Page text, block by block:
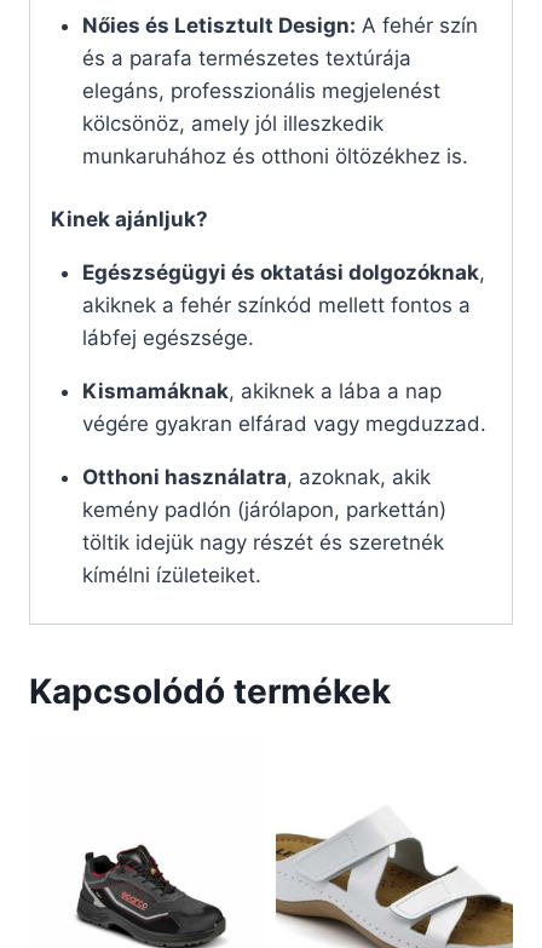
Nőies és Letisztult Design: A fehér szín
és a parafa természetes textúrája
elegáns, professzionális megjelenést
kölcsönöz, amely jól illeszkedik
munkaruhához és otthoni öltözékhez is.
Kinek ajánljuk?
Egészségügyi és oktatási dolgozóknak,
akiknek a fehér színkód mellett fontos a
lábfej egészsége.
Kismamáknak, akiknek a lába a nap
végére gyakran elfárad vagy megduzzad.
Otthoni használatra, azoknak, akik
kemény padlón (járólapon, parkettán)
töltik idejük nagy részét és szeretnék
kímélni ízületeiket.
Kapcsolódó termékek